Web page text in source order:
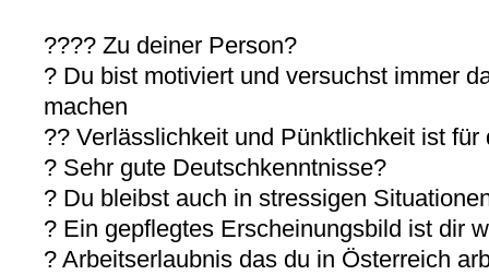
???? Zu deiner Person?
? Du bist motiviert und versuchst immer
machen
?? Verlässlichkeit und Pünktlichkeit ist
? Sehr gute Deutschkenntnisse?
? Du bleibst auch in stressigen
? Ein gepflegtes Erscheinungsbild ist dir
? Arbeitserlaubnis das du in Österreich